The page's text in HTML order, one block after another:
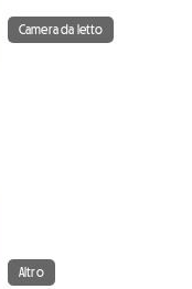
Camera da letto
Altro